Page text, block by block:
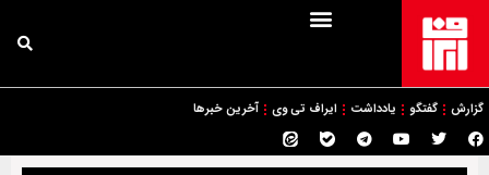
گزارش گفتگو یادداشت ایراف تی وی آخرین خبرها